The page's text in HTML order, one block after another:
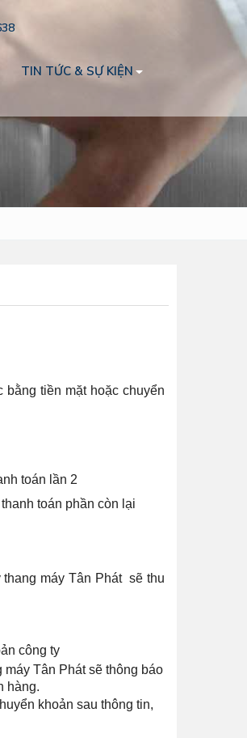
TIN TỨC & SỰ KIỆN
tiền mặt hoặc chuyển
toán lần 2
toán phần còn lại
thang máy Tân Phát sẽ thu
công ty
máy Tân Phátsẽ thông báo
hàng.
khoản sau thông tin,